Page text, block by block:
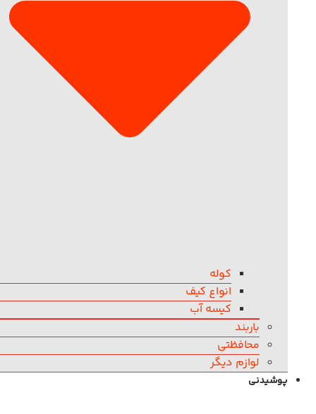
کوله
انواع کیف
کیسه آب
باربند
محافظتی
لوازم دیگر
پوشیدنی